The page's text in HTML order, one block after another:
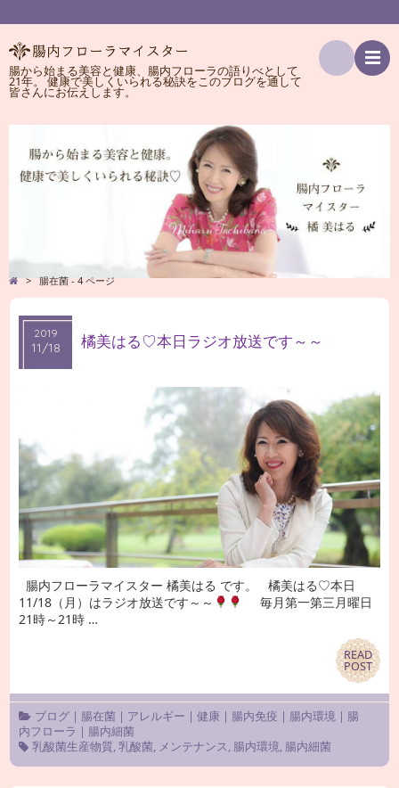
腸から始まる美容と健康、腸内フローラの語りべとして
21年。 健康で美しくいられる秘訣をこのブログを通して
皆さんにお伝えします。
索
> 腸在菌 - 4 ページ
2019
11/18
2019
11/18 橘美はる♡本日ラジオ放送です～～
腸内フローラマイスター 橘美はる です。 橘美はる♡本日
11/18（月）はラジオ放送です～～
毎月第一第三月曜日
21時～21時 …
READ
POST
READ
POST
ブログ| 腸在菌| アレルギー | 健康 | 腸内免疫 | 腸内環境| 腸
内フローラ | 腸内細菌
乳酸菌生産物質,乳酸菌, メンテナンス, 腸内環境, 腸内細菌